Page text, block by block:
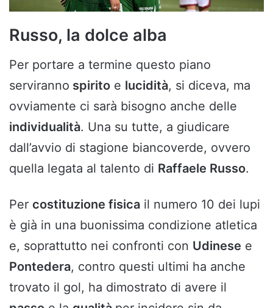
Russo, la dolce alba
Per portare a termine questo piano
serviranno spirito e lucidità, si diceva, ma
ovviamente ci sarà bisogno anche delle
individualità. Una su tutte, a giudicare
dall’avvio di stagione biancoverde, ovvero
quella legata al talento di Raffaele Russo.
Per costituzione fisica il numero 10 dei lupi
è già in una buonissima condizione atletica
e, soprattutto nei confronti con Udinese e
Pontedera, contro questi ultimi ha anche
trovato il gol, ha dimostrato di avere il